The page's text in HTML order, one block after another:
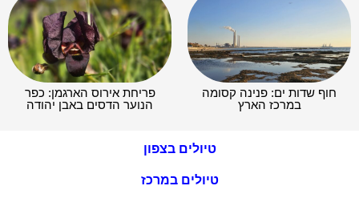
חוף שדות ים: פנינה קסומה
במרכז הארץ
פריחת אירוס הארגמן: כפר
הנוער הדסים באבן יהודה
טיולים בצפון
טיולים במרכז